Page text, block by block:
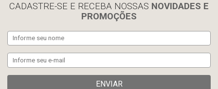
CADASTRE-SE E RECEBA NOSSAS NOVIDADES E
PROMOÇÕES
ENVIAR